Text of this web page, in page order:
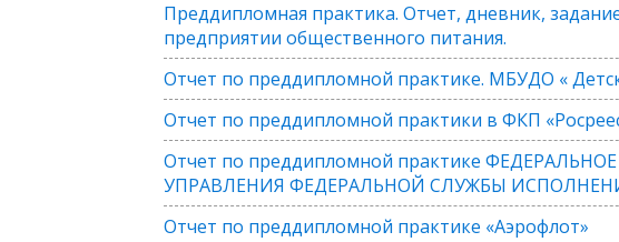
Преддипломная практика. Отчет, дневник,
предприятии общественного питания.
Отчет по преддипломной практике. МБУДО «
Отчет по преддипломной практики в ФКП
Отчет по преддипломной практике
УПРАВЛЕНИЯ ФЕДЕРАЛЬНОЙ СЛУЖБЫ
Отчет по преддипломной практике «Аэрофлот»